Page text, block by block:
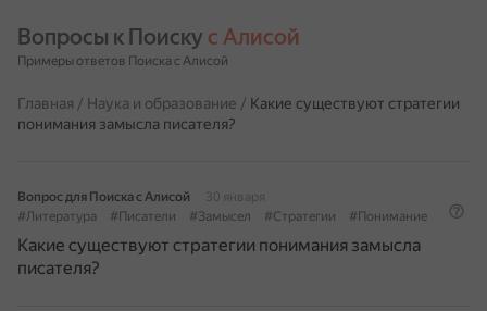
Вопросы к Поиску с Алисой
Примеры ответов Поиска с Алисой
Главная / Наука и образование / Какие существуют стратегии
понимания замысла писателя?
Вопрос для Поиска с Алисой
30 января
#Литература
#Писатели #Замысел #Стратегии #Понимание
Какие существуют стратегии понимания замысла
писателя?